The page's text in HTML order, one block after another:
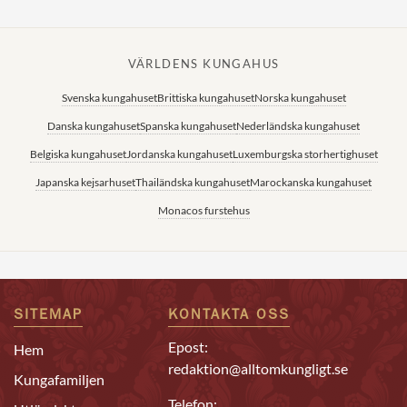
VÄRLDENS KUNGAHUS
Svenska kungahusetBrittiska kungahusetNorska kungahuset
Danska kungahusetSpanska kungahusetNederländska kungahuset
Belgiska kungahusetJordanska kungahusetLuxemburgska storhertighuset
Japanska kejsarhusetThailändska kungahusetMarockanska kungahuset
Monacos furstehus
SITEMAP
Hem
Kungafamiljen
KONTAKTA OSS
Epost:
redaktion@alltomkungligt.se